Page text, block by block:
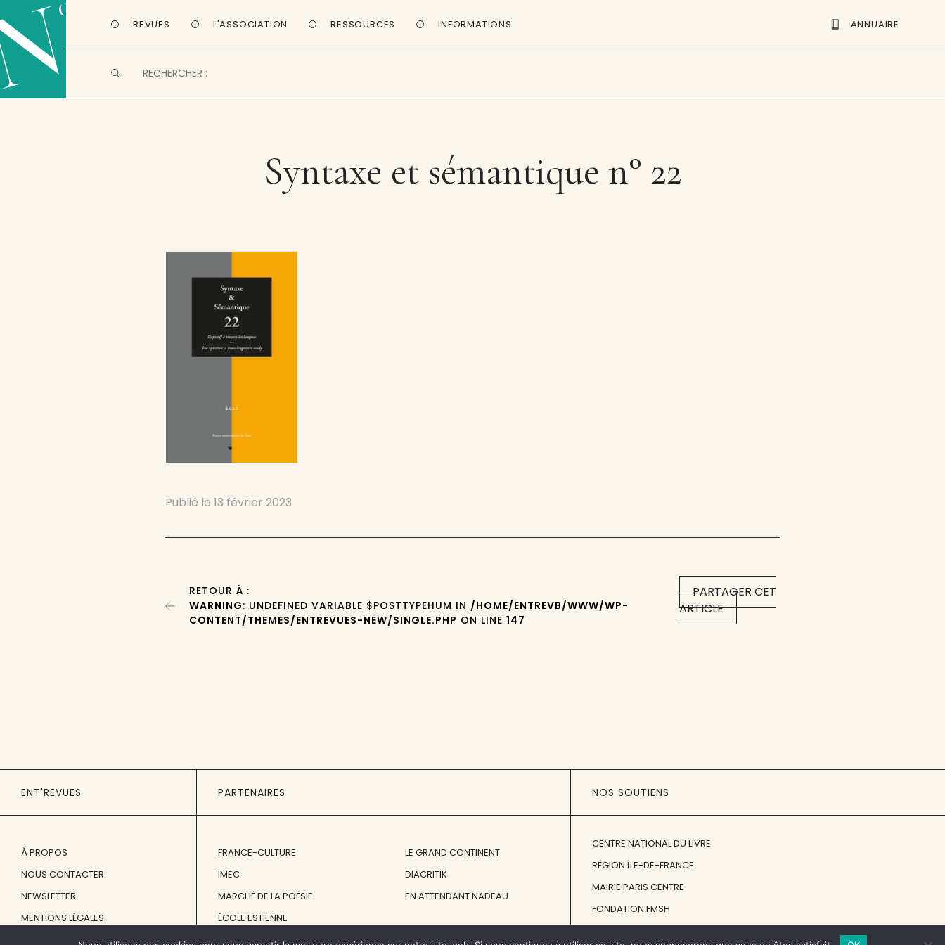
REVUES L'ASSOCIATION RESSOURCES INFORMATIONS ANNUAIRE
Syntaxe et sémantique n° 22
Publié le13 février 2023
PARTAGER CET
ARTICLE
RETOUR À :
WARNING: UNDEFINED VARIABLE $POSTTYPEHUM IN /HOME/ENTREVB/WWW/WP-
CONTENT/THEMES/ENTREVUES-NEW/SINGLE.PHP ON LINE147
ENT'REVUES
À PROPOS
NOUS CONTACTER
NEWSLETTER
MENTIONS LÉGALES
PARTENAIRES
FRANCE-CULTURE
IMEC
MARCHÉ DE LA POÉSIE
ÉCOLE ESTIENNE
LE GRAND CONTINENT
DIACRITIK
EN ATTENDANT NADEAU
NOS SOUTIENS
CENTRE NATIONAL DU LIVRE
RÉGION ÎLE-DE-FRANCE
MAIRIE PARIS CENTRE
FONDATION FMSH